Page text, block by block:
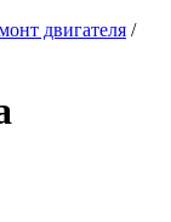
двигателя /